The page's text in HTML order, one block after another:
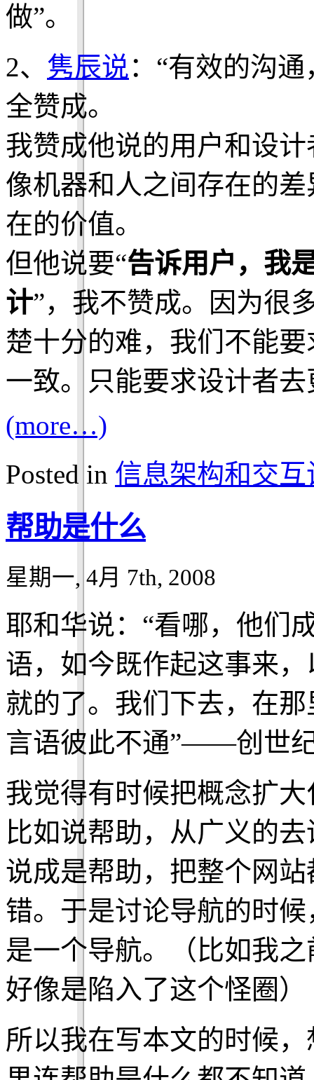
做”。
2、 隽辰说：“有效的沟
全赞成。
我赞成他说的用户和设
像机器和人之间存在的
在的价值。
但他说要“告诉用户，我
计”，我不赞成。因为很
楚十分的难，我们不能
一致。只能要求设计者
(more…)
Posted in 信息架构和交互
帮助是什么
星期一, 4月 7th, 2008
耶和华说：“看哪，他们
语，如今既作起这事来
就的了。我们下去，在
言语彼此不通”——创世
我觉得有时候把概念扩
比如说帮助，从广义的
说成是帮助，把整个网
错。于是讨论导航的时
是一个导航。（比如我之
好像是陷入了这个怪圈）
所以我在写本文的时候